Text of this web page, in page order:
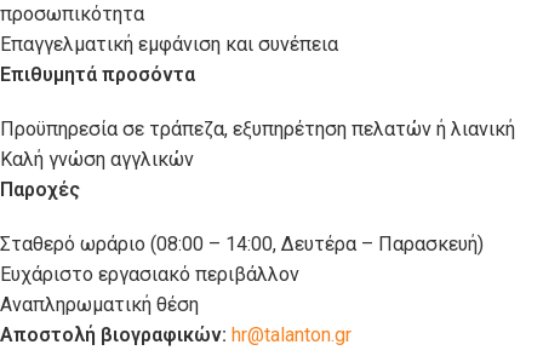
προσωπικότητα
Επαγγελματική εμφάνιση και συνέπεια
Επιθυμητά προσόντα
Προϋπηρεσία σε τράπεζα, εξυπηρέτηση πελατών ή λιανική
Καλή γνώση αγγλικών
Παροχές
Σταθερό ωράριο (08:00 – 14:00, Δευτέρα – Παρασκευή)
Ευχάριστο εργασιακό περιβάλλον
Αναπληρωματική θέση
Αποστολή βιογραφικών: hr@talanton.gr